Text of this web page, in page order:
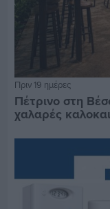
Πριν 19 ημέρες
Πέτρινο στη
χαλαρές